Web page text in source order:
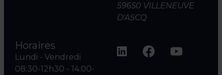
59650 VILLENEUVE
D'ASCQ
Horaires
Lundi - Vendredi
08:30-12h30 - 14:00-